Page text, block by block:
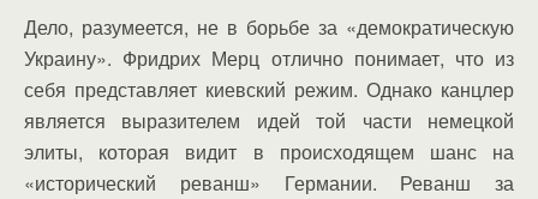
Дело, разумеется, не в борьбе за «демократическую
Украину». Фридрих Мерц отлично понимает, что из
себя представляет киевский режим. Однако канцлер
является выразителем идей той части немецкой
элиты, которая видит в происходящем шанс на
«исторический реванш» Германии. Реванш за